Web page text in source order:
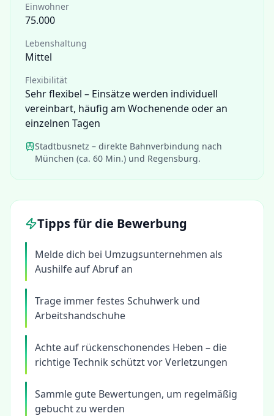
Einwohner
75.000
Lebenshaltung
Mittel
Flexibilität
Sehr flexibel – Einsätze werden individuell
vereinbart, häufig am Wochenende oder an
einzelnen Tagen
Stadtbusnetz – direkte Bahnverbindung nach
München (ca. 60 Min.) und Regensburg.
Tipps für die Bewerbung
Melde dich bei Umzugsunternehmen als
Aushilfe auf Abruf an
Trage immer festes Schuhwerk und
Arbeitshandschuhe
Achte auf rückenschonendes Heben – die
richtige Technik schützt vor Verletzungen
Sammle gute Bewertungen, um regelmäßig
gebucht zu werden